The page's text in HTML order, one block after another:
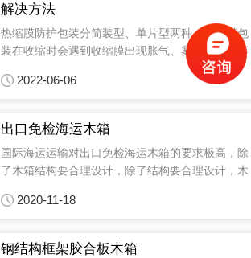
解决方法
热缩膜防护包装分简装型、单片型两种，热缩膜包
装在收缩时会遇到收缩膜出现胀气、雾化、鱼眼等
情况，这会导致热缩膜包装不够美观等问题。通常
这些问题可以通过调节机器的温度、循环风风速、
正。...
2022-06-06
出口免检海运木箱
国际海运运输对出口免检海运木箱的要求极高，除
了木箱结构要合理设计，除了结构要合理设计，木
点：...2020-11-18
钢结构框架胶合板木箱